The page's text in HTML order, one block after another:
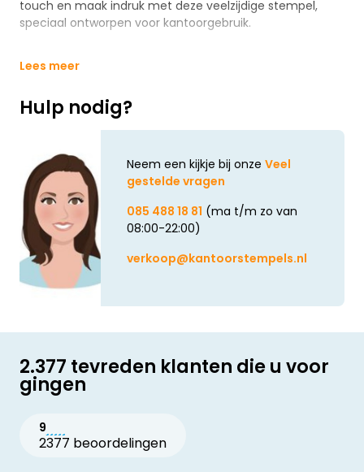
touch en maak indruk met deze veelzijdige stempel,
speciaal ontworpen voor kantoorgebruik.
Lees meer
Hulp nodig?
Neem een kijkje bij onze Veel
gestelde vragen
085 488 18 81 (ma t/m zo van
08:00-22:00)
verkoop@kantoorstempels.nl
2.377 tevreden klanten die u voor
gingen
9
2377 beoordelingen